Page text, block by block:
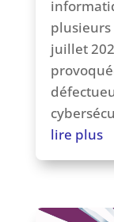
juillet
lire plus